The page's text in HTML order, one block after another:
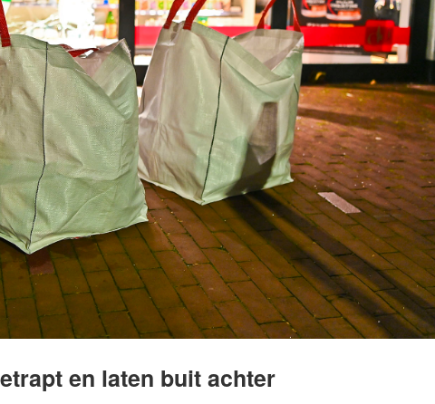
en laten buit achter